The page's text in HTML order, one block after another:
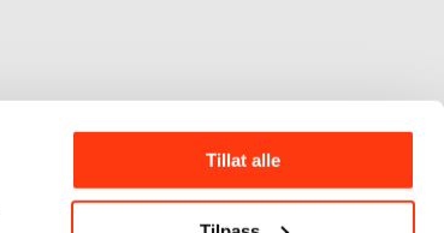
Tillat alle